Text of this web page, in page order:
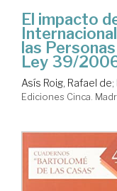
El impacto
las
Ley 39/
Asís Roig, Rafael de;
Ediciones Cinca.